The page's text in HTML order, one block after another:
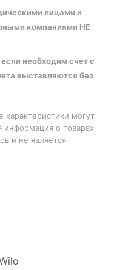
лицами и
компаниями НЕ
необходим счет с
выставляются без
характеристики могут
информация о товарах
и не является